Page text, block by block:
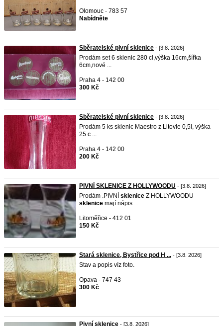
Olomouc - 783 57
Nabídněte
Sběratelské pivní sklenice - [3.8. 2026]
Prodám set 6 sklenic 280 cl,výška 16cm,šířka
6cm,nové ...
Praha 4 - 142 00
300 Kč
Sběratelské pivní sklenice - [3.8. 2026]
Prodám 5 ks sklenic Maestro z Litovle 0,5l, výška
25 c ...
Praha 4 - 142 00
200 Kč
PIVNÍ SKLENICE Z HOLLYWOODU - [3.8. 2026]
Prodám .PIVNÍ sklenice Z HOLLYWOODU
sklenice mají nápis ...
Litoměřice - 412 01
150 Kč
Stará sklenice, Bystřice pod H ... - [3.8. 2026]
Stav a popis víz foto.
Opava - 747 43
300 Kč
Pivní sklenice - [3.8. 2026]